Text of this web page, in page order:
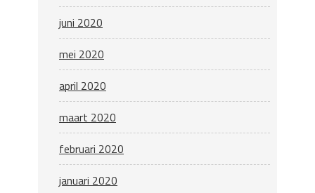
juni 2020
mei 2020
april 2020
maart 2020
februari 2020
januari 2020